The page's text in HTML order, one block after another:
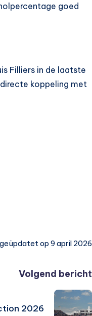
goed
Filliers in de laatste
koppeling met
op 9 april 2026
Volgend bericht
2026